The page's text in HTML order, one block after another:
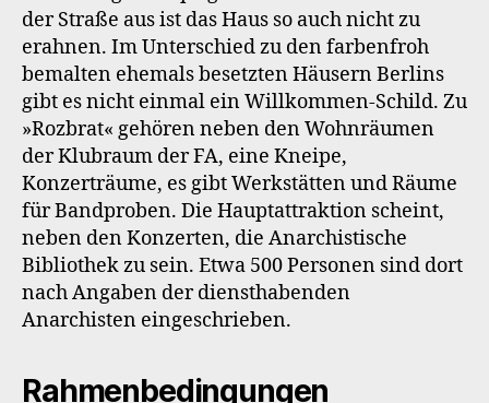
der Straße aus ist das Haus so auch nicht zu
erahnen. Im Unterschied zu den farbenfroh
bemalten ehemals besetzten Häusern Berlins
gibt es nicht einmal ein Willkommen-Schild. Zu
»Rozbrat« gehören neben den Wohnräumen
der Klubraum der FA, eine Kneipe,
Konzerträume, es gibt Werkstätten und Räume
für Bandproben. Die Hauptattraktion scheint,
neben den Konzerten, die Anarchistische
Bibliothek zu sein. Etwa 500 Personen sind dort
nach Angaben der diensthabenden
Anarchisten eingeschrieben.
Rahmenbedingungen